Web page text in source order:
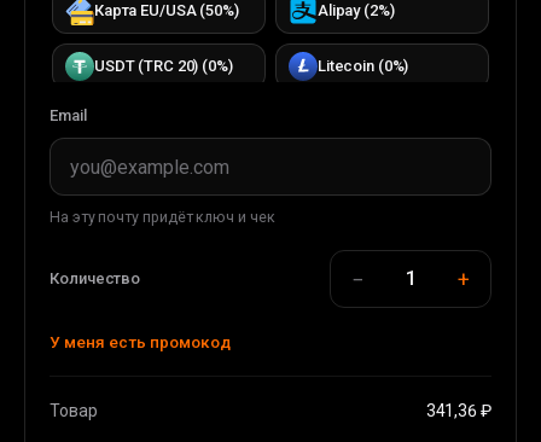
Карта EU/USA(50%) Alipay(2%)
USDT (TRC 20) (0%) Litecoin(0%)
TRON(0 %)
USDT (BEP 20) BUSD (BEP20)
WMT(0 %)
(44 %)
Email
На эту почту придёт ключ и чек
Количество − 1 +
У меня есть промокод
Товар 341,36 ₽